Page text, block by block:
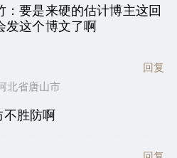
：要是来硬的估计博主这回
发这个博文了啊
北省唐山市
回复
胜防啊